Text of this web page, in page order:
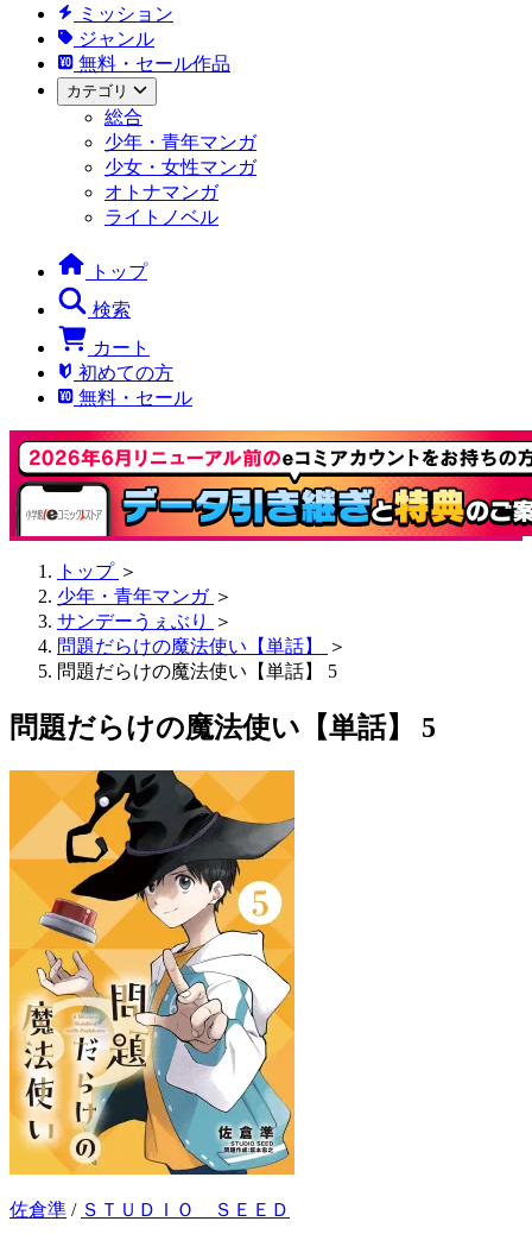
ミッション
ジャンル
無料・セール作品
カテゴリ
総合
少年・青年マンガ
少女・女性マンガ
オトナマンガ
ライトノベル
トップ
検索
カート
初めての方
無料・セール
トップ ＞
少年・青年マンガ ＞
サンデーうぇぶり
＞
問題だらけの魔法使い【単話】
＞
問題だらけの魔法使い【単話】 5
問題だらけの魔法使い【単話】 5
佐倉準 / ＳＴＵＤＩＯ ＳＥＥＤ